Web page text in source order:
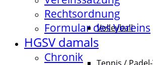
Volleyball
Rechtsordnung
Formular des Vereins
HGSV damals
Chronik